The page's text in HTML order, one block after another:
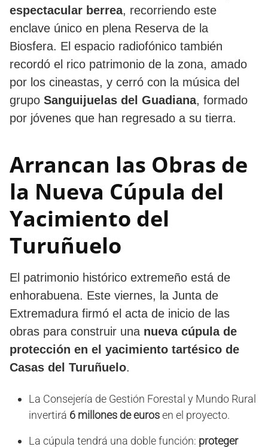
espectacular berrea, recorriendo este
enclave único en plena Reserva de la
Biosfera. El espacio radiofónico también
recordó el rico patrimonio de la zona, amado
por los cineastas, y cerró con la música del
grupo Sanguijuelas del Guadiana, formado
por jóvenes que han regresado a su tierra.
Arrancan las Obras de
la Nueva Cúpula del
Yacimiento del
Turuñuelo
El patrimonio histórico extremeño está de
enhorabuena. Este viernes, la Junta de
Extremadura firmó el acta de inicio de las
obras para construir una nueva cúpula de
protección en el yacimiento tartésico de
Casas del Turuñuelo.
La Consejería de Gestión Forestal y Mundo Rural
invertirá 6 millones de eurosen el proyecto.
La cúpula tendrá una doble función: proteger